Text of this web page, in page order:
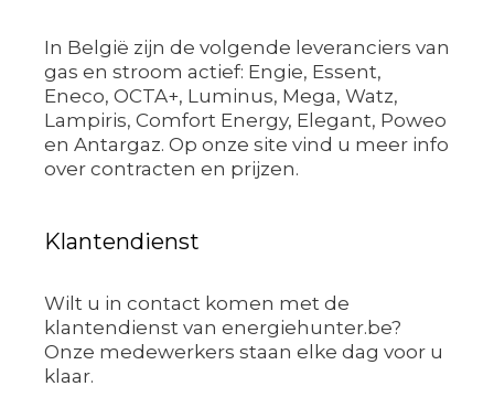
In België zijn de volgende leveranciers van
gas en stroom actief: Engie, Essent,
Eneco, OCTA+, Luminus, Mega, Watz,
Lampiris, Comfort Energy, Elegant, Poweo
en Antargaz. Op onze site vind u meer info
over contracten en prijzen.
Klantendienst
Wilt u in contact komen met de
klantendienst van energiehunter.be?
Onze medewerkers staan elke dag voor u
klaar.